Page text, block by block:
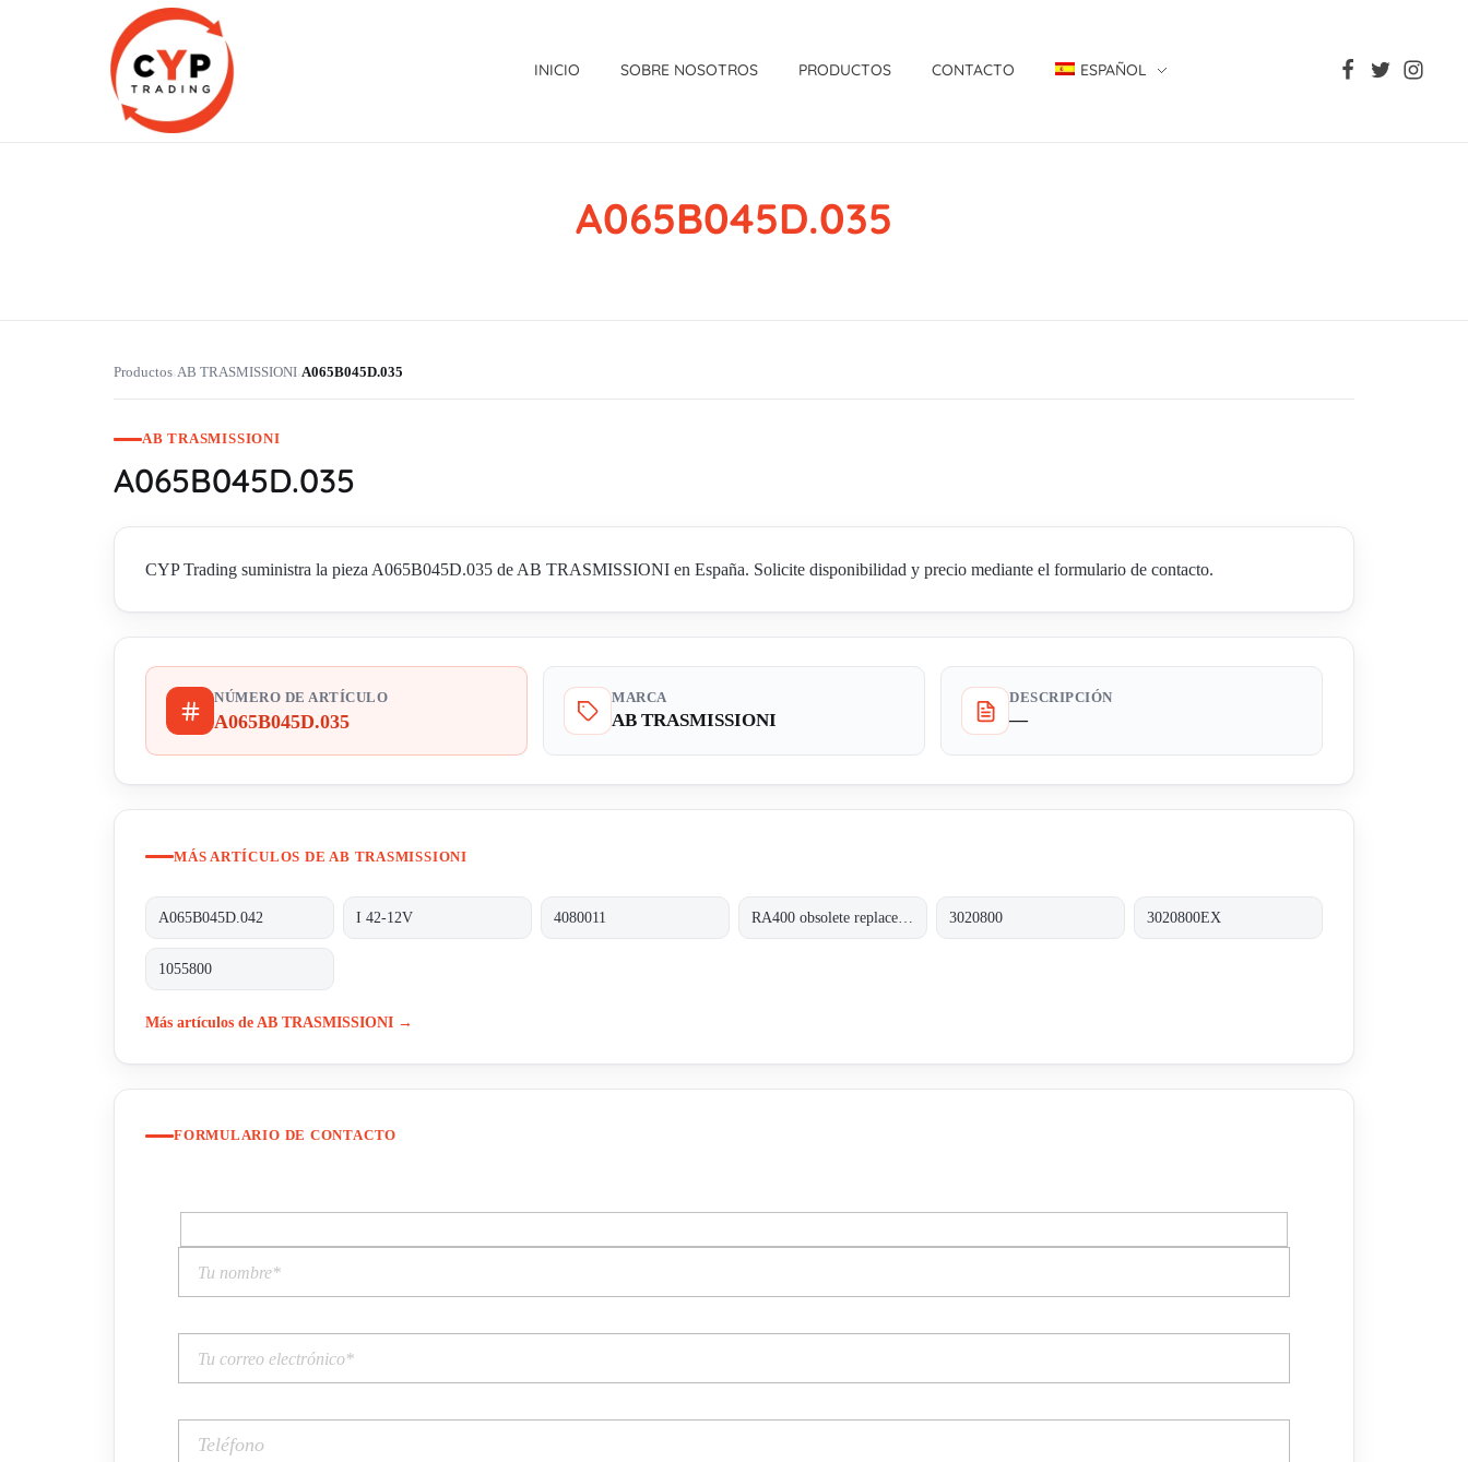
INICIO SOBRE NOSOTROS PRODUCTOS CONTACTO ESPAÑOL
A065B045D.035
Productos›AB TRASMISSIONI›A065B045D.035
AB TRASMISSIONI
A065B045D.035
CYP Trading suministra la pieza A065B045D.035 de AB TRASMISSIONI en España. Solicite disponibilidad y precio mediante el formulario de contacto.
NÚMERO DE ARTÍCULO
A065B045D.035
MARCA
AB TRASMISSIONI
DESCRIPCIÓN
—
MÁS ARTÍCULOS DE AB TRASMISSIONI
A065B045D.042 I 42-12V 4080011 3020800 3020800EX
1055800
Más artículos de AB TRASMISSIONI →
FORMULARIO DE CONTACTO